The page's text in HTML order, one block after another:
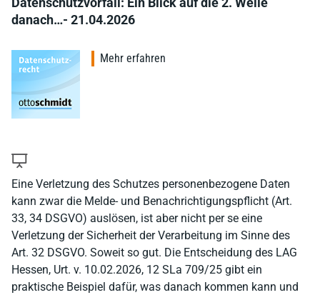
danach…- 21.04.2026
Eine Verletzung des Schutzes personenbezogene Daten
kann zwar die Melde- und Benachrichtigungspflicht (Art.
33, 34 DSGVO) auslösen, ist aber nicht per se eine
Verletzung der Sicherheit der Verarbeitung im Sinne des
Art. 32 DSGVO. Soweit so gut. Die Entscheidung des LAG
Hessen, Urt. v. 10.02.2026, 12 SLa 709/25 gibt ein
praktische Beispiel dafür, was danach kommen kann und
Mehr erfahren